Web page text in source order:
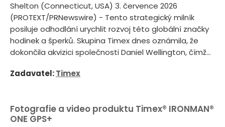
Shelton (Connecticut, USA) 3. července 2026
(PROTEXT/PRNewswire) - Tento strategický milník
posiluje odhodlání urychlit rozvoj této globální značky
hodinek a šperků. Skupina Timex dnes oznámila, že
dokončila akvizici společnosti Daniel Wellington, čímž...
Zadavatel:Timex
Fotografie a video produktu Timex® IRONMAN®
ONE GPS+